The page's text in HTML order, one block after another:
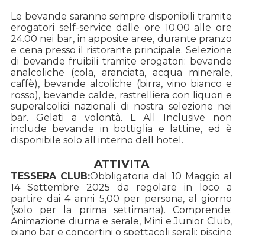
Le bevande saranno sempre disponibili tramite
erogatori self-service dalle ore 10.00 alle ore
24.00 nei bar, in apposite aree, durante pranzo
e cena presso il ristorante principale. Selezione
di bevande fruibili tramite erogatori: bevande
analcoliche (cola, aranciata, acqua minerale,
caffè), bevande alcoliche (birra, vino bianco e
rosso), bevande calde, rastrelliera con liquori e
superalcolici nazionali di nostra selezione nei
bar. Gelati a volontà. L All Inclusive non
include bevande in bottiglia e lattine, ed è
disponibile solo all interno dell hotel.
ATTIVITA
TESSERA CLUB:Obbligatoria dal 10 Maggio al
14 Settembre 2025 da regolare in loco a
partire dai 4 anni 5,00 per persona, al giorno
(solo per la prima settimana). Comprende:
Animazione diurna e serale, Mini e Junior Club,
piano bar e concertini o spettacoli serali; piscine